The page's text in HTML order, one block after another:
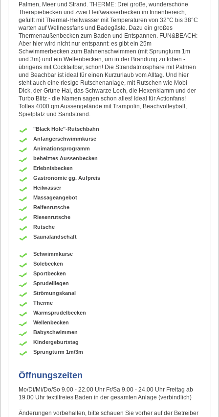
Palmen, Meer und Strand. THERME: Drei große, wunderschöne
Therapiebecken und zwei Heißwasserbecken im Innenbereich,
gefüllt mit Thermal-Heilwasser mit Temperaturen von 32°C bis 38°C
warten auf Wellnessfans und Badegäste. Dazu ein großes
Thermenaußenbecken zum Baden und Entspannen. FUN&BEACH:
Aber hier wird nicht nur entspannt: es gibt ein 25m
Schwimmerbecken zum Bahnenschwimmen (mit Sprungturm 1m
und 3m) und ein Wellenbecken, um in der Brandung zu toben -
übrigens mit Cocktailbar, schön! Die Strandatmosphäre mit Palmen
und Beachbar ist ideal für einen Kurzurlaub vom Alltag. Und hier
steht auch eine riesige Rutschenanlage, mit Rutschen wie Mobi
Dick, der Grüne Hai, das Schwarze Loch, die Hexenklamm und der
Turbo Blitz - die Namen sagen schon alles! Ideal für Actionfans!
Tolles 4000 qm Aussengelände mit Trampolin, Beachvolleyball,
Spielplatz und Sandstrand.
"Black Hole"-Rutschbahn
Anfängerschwimmkurse
Animationsprogramm
beheiztes Aussenbecken
Erlebnisbecken
Gastronomie gg. Aufpreis
Heilwasser
Massageangebot
Reifenrutsche
Riesenrutsche
Rutsche
Saunalandschaft
Schwimmkurse
Solebecken
Sportbecken
Sprudelliegen
Strömungskanal
Therme
Warmsprudelbecken
Wellenbecken
Babyschwimmen
Kindergeburtstag
Sprungturm 1m/3m
Öffnungszeiten
Mo/Di/Mi/Do/So 9.00 - 22.00 Uhr Fr/Sa 9.00 - 24.00 Uhr Freitag ab
19.00 Uhr textilfreies Baden in der gesamten Anlage (verbindlich)
Änderungen vorbehalten, bitte schauen Sie vorher auf der Betreiber